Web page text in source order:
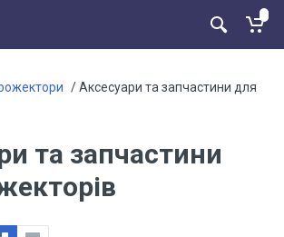
/ Аксесуари та запчастини для
та запчастини